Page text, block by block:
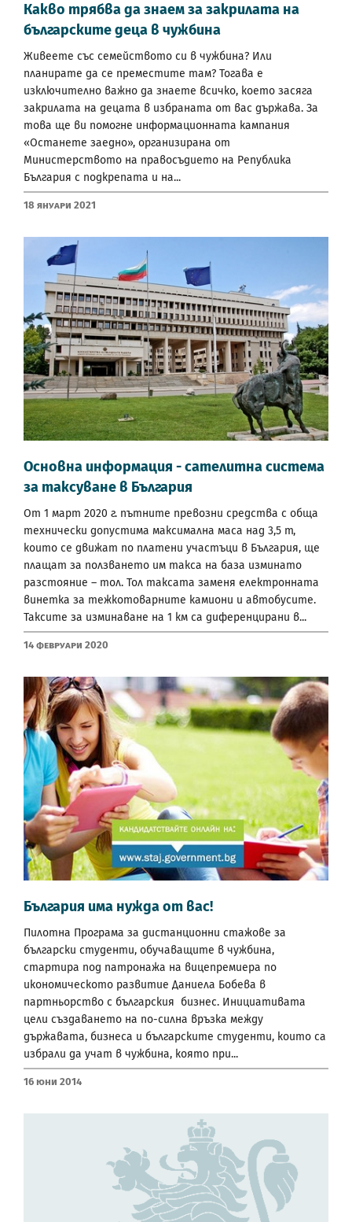
Какво трябва да знаем за закрилата на
българските деца в чужбина
Живеете със семейството си в чужбина? Или
планирате да се преместите там? Тогава е
изключително важно да знаете всичко, което засяга
закрилата на децата в избраната от вас държава. За
това ще ви помогне информационната кампания
«Останете заедно», организирана от
Министерството на правосъдието на Република
България с подкрепата и на...
18 Януари 2021
Основна информация - сателитна система
за таксуване в България
От 1 март 2020 г. пътните превозни средства с обща
технически допустима максимална маса над 3,5 т,
които се движат по платени участъци в България, ще
плащат за ползването им такса на база изминато
разстояние – тол. Тол таксата заменя електронната
винетка за тежкотоварните камиони и автобусите.
Таксите за изминаване на 1 км са диференцирани в...
14 Февруари 2020
България има нужда от вас!
Пилотна Програма за дистанционни стажове за
български студенти, обучаващите в чужбина,
стартира под патронажа на вицепремиера по
икономическото развитие Даниела Бобева в
партньорство с българския бизнес. Инициативата
цели създаването на по-силна връзка между
държавата, бизнеса и българските студенти, които са
избрали да учат в чужбина, която при...
16 Юни 2014